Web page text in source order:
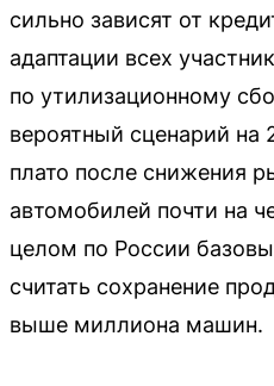
сильно зависят от
адаптации всех
по утилизационному
вероятный сценарий
плато после снижения
автомобилей почти на
целом по России
считать сохранение
выше миллиона машин.